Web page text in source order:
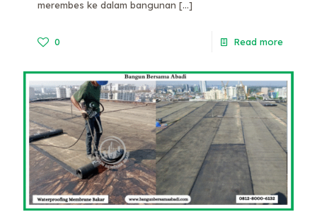
merembes ke dalam bangunan […]
0 Read more